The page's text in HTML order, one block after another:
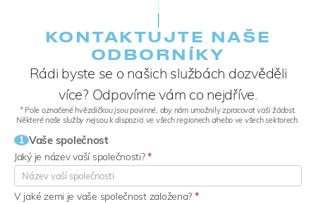
KONTAKTUJTE NAŠE
ODBORNÍKY
Rádi byste se o našich službách dozvěděli
více? Odpovíme vám co nejdříve.
* Pole označené hvězdičkou jsou povinné, aby nám umožnily zpracovat vaši žádost.
Některé naše služby nejsou k dispozici ve všech regionech a/nebo ve všech sektorech.
1 Vaše společnost
Jaký je název vaší společnosti?*
V jaké zemi je vaše společnost založena? *